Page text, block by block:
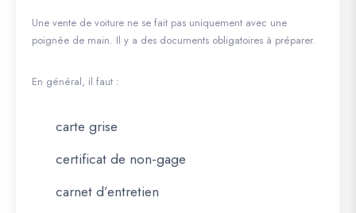
Une vente de voiture ne se fait pas uniquement avec une
poignée de main. Il y a des documents obligatoires à préparer.
En général, il faut :
carte grise
certificat de non-gage
carnet d’entretien